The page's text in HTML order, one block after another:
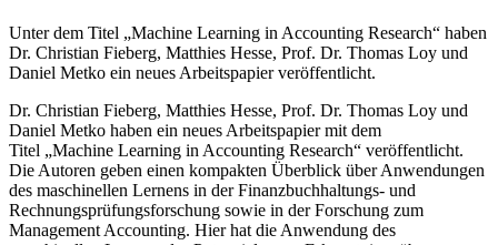
Unter dem Titel „Machine Learning in Accounting Research“ haben
Dr. Christian Fieberg, Matthies Hesse, Prof. Dr. Thomas Loy und
Daniel Metko ein neues Arbeitspapier veröffentlicht.
Dr. Christian Fieberg, Matthies Hesse, Prof. Dr. Thomas Loy und
Daniel Metko haben ein neues Arbeitspapier mit dem
Titel „Machine Learning in Accounting Research“ veröffentlicht.
Die Autoren geben einen kompakten Überblick über Anwendungen
des maschinellen Lernens in der Finanzbuchhaltungs- und
Rechnungsprüfungsforschung sowie in der Forschung zum
Management Accounting. Hier hat die Anwendung des